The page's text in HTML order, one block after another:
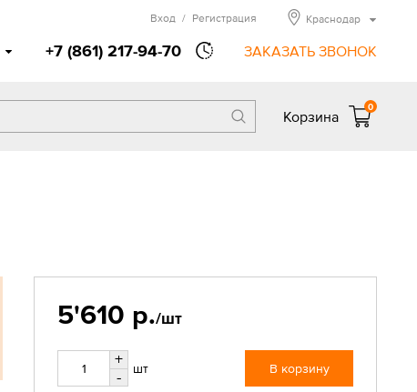
+7 (861) 217-94-70 ЗАКАЗАТЬ ЗВОНОК
Вход / Регистрация Краснодар
Корзина
0
5'610 р./шт
+
-
шт В корзину